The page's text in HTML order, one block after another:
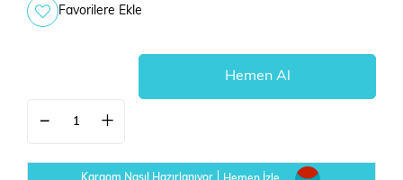
Favorilere Ekle